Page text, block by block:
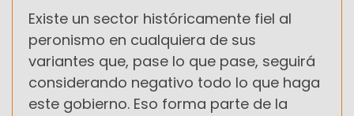
Existe un sector históricamente fiel al
peronismo en cualquiera de sus
variantes que, pase lo que pase, seguirá
considerando negativo todo lo que haga
este gobierno. Eso forma parte de la